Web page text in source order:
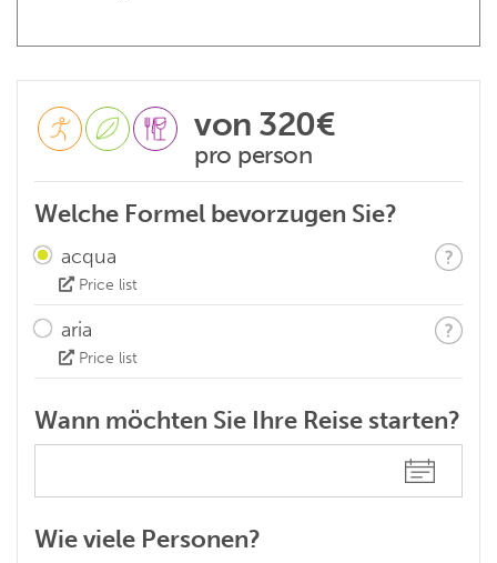
von 320€
pro person
Welche Formel bevorzugen Sie?
acqua
Price list
aria
Price list
Wann möchten Sie Ihre Reise starten?
Wie viele Personen?